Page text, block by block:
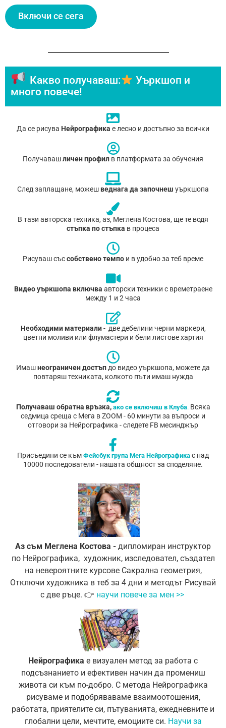
Включи се сега
Какво получаваш:
Уъркшоп и
много повече!
Да се рисува Нейрографика е лесно и достъпно за всички
Получавашличен профил в платформата за обучения
След заплащане, можеш веднага да започнеш уъркшопа
В тази авторска техника, аз, Меглена Костова, ще те водя
стъпка по стъпка в процеса
Рисуваш съссобствено темпо и в удобно за теб време
Видео уъркшопа включва авторски техники с времетраене
между 1 и 2 часа
Необходими материали- две дебелини черни маркери,
цветни моливи или флумастери и бели листове хартия
Имашнеограничен достъпдо видео уъркшопа, можете да
повтаряш техниката, колкото пъти имаш нужда
Получаваш обратна връзка, ако се включиш в Клуба.Всяка
седмица среща с Мега в ZOOM - 60 минути за въпроси и
отговори за Нейрографика - следете FB месинджър
Присъедини се към Фейсбук група Мега Нейрографика с над
10000 последователи - нашата общност за споделяне.
Аз съм Меглена Костова - дипломиран инструктор
по Нейрографика, художник, изследовател, създател
на невероятните курсовe Сакрална геометрия,
Отключи худoжника в теб за 4 дни и методът Рисувай
с две ръце. 👉 научи повече за мен >>
Нейрографика е визуален метод за работа с
подсъзнанието и ефективен начин да промениш
живота си към по-добро. С метода Нейрографика
рисуваме и подобряваваме взаимоотошения,
работата, приятелите си, пътуванията, ежедневните и
глобални цели, мечтите, емоциите си. Научи за